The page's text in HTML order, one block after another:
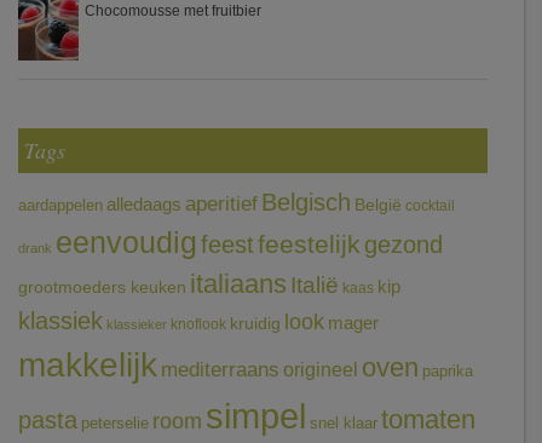
Chocomousse met fruitbier
Tags
aardappelen alledaags aperitief Belgisch België cocktail
drank eenvoudigfeestfeestelijk gezond
grootmoeders keuken italiaans Italië kaas kip
klassiek klassieker knoflook kruidig look mager
makkelijk mediterraans origineel oven paprika
pasta peterselie room simpel snel klaar tomaten